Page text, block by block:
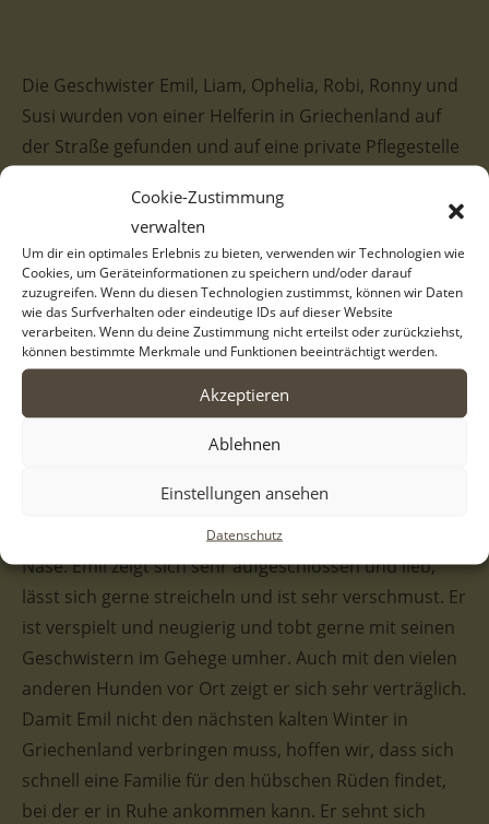
Cookie-Zustimmung
verwalten
Um dir ein optimales Erlebnis zu bieten, verwenden wir Technologien wie
Cookies, um Geräteinformationen zu speichern und/oder darauf
zuzugreifen. Wenn du diesen Technologien zustimmst, können wir Daten
wie das Surfverhalten oder eindeutige IDs auf dieser Website
verarbeiten. Wenn du deine Zustimmung nicht erteilst oder zurückziehst,
können bestimmte Merkmale und Funktionen beeinträchtigt werden.
Akzeptieren
Ablehnen
Einstellungen ansehen
Datenschutz
Die Geschwister Emil, Liam, Ophelia, Robi, Ronny und
Susi wurden von einer Helferin in Griechenland auf
der Straße gefunden und auf eine private Pflegestelle
Da das Leben auf der Straße vor allem für junge
Hunde sehr gefährlich ist, hatten sie großes Glück,
dass sie rechtzeitig vor Wintereinbruch gefunden
wurden. Dies ist nun schon viele Monate her und Emil
wartet leider mit seinen Geschwistern noch immer
auf ein eigenes, liebevolles Zuhause.
Unser bezaubernder Emil hat ein Fellkleid in Weiß und
einen schwarzen Fleck über den Hinterbeinen. Vor
gemustert mit der schwarzen Färbung um die Augen
und Ohren und den kleinen Pünktchen über seiner
Nase. Emil zeigt sich sehr aufgeschlossen und lieb,
lässt sich gerne streicheln und ist sehr verschmust. Er
ist verspielt und neugierig und tobt gerne mit seinen
Geschwistern im Gehege umher. Auch mit den vielen
anderen Hunden vor Ort zeigt er sich sehr verträglich.
Damit Emil nicht den nächsten kalten Winter in
Griechenland verbringen muss, hoffen wir, dass sich
schnell eine Familie für den hübschen Rüden findet,
bei der er in Ruhe ankommen kann. Er sehnt sich